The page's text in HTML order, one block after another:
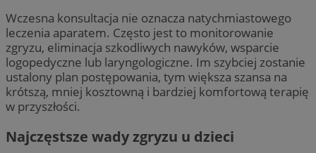
Wczesna konsultacja nie oznacza natychmiastowego
leczenia aparatem. Często jest to monitorowanie
zgryzu, eliminacja szkodliwych nawyków, wsparcie
logopedyczne lub laryngologiczne. Im szybciej zostanie
ustalony plan postępowania, tym większa szansa na
krótszą, mniej kosztowną i bardziej komfortową terapię
w przyszłości.
Najczęstsze wady zgryzu u dzieci